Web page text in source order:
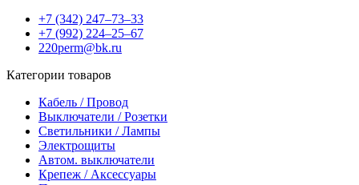
+7 (342) 247‒73‒33
+7 (992) 224‒25‒67
220perm@bk.ru
Категории товаров
Кабель / Провод
Выключатели / Розетки
Светильники / Лампы
Электрощиты
Автом. выключатели
Крепеж / Аксессуары